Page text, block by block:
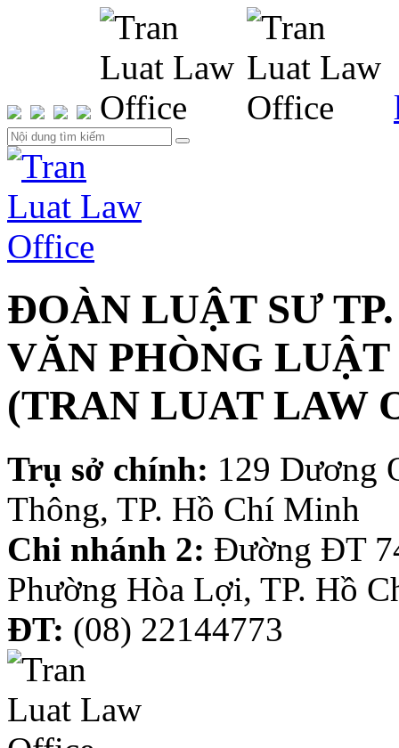
ĐOÀN LUẬT SƯ
VĂN PHÒNG
(TRAN LUAT LAW
Trụ sở chính: 129 Dương
Thông, TP. Hồ Chí Minh
Chi nhánh 2: Đường ĐT
Phường Hòa Lợi, TP. Hồ
ĐT: (08) 22144773